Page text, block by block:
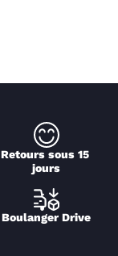
Retours sous 15
jours
Boulanger Drive